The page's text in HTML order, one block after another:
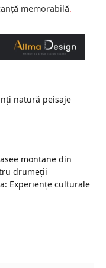
memorabilă.
natură peisaje
montane din
drumeții
Experiențe culturale